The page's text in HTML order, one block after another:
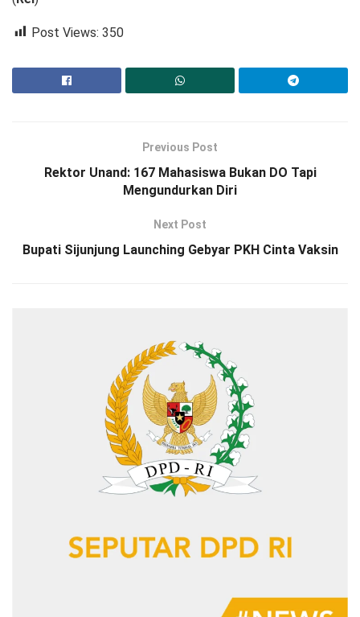
Post Views: 350
Previous Post
Rektor Unand: 167 Mahasiswa Bukan DO Tapi
Mengundurkan Diri
Next Post
Bupati Sijunjung Launching Gebyar PKH Cinta Vaksin